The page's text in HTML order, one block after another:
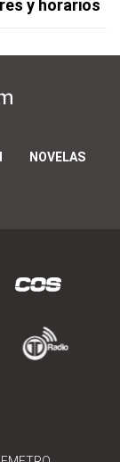
y horarios
NOVELAS